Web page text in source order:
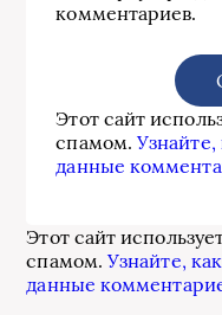
комментариев.
Этот сайт
спамом.
данные
Этот сайт
спамом.Узнайте,
данные